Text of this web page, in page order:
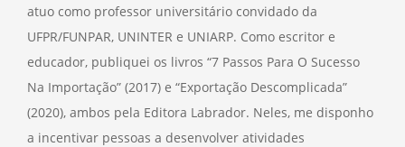
atuo como professor universitário convidado da
UFPR/FUNPAR, UNINTER e UNIARP. Como escritor e
educador, publiquei os livros “7 Passos Para O Sucesso
Na Importação” (2017) e “Exportação Descomplicada”
(2020), ambos pela Editora Labrador. Neles, me disponho
a incentivar pessoas a desenvolver atividades